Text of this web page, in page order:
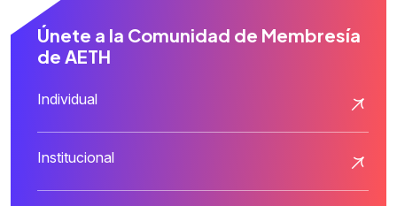
Únete a la Comunidad de Membresía
de AETH
Individual
Institucional